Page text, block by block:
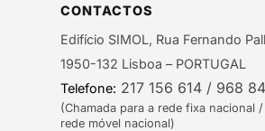
CONTACTOS
Edifício SIMOL, Rua Fernando
1950-132 Lisboa – PORTUGAL
Telefone: 217 156 614 / 968
(Chamada para a rede fixa nacional
rede móvel nacional)